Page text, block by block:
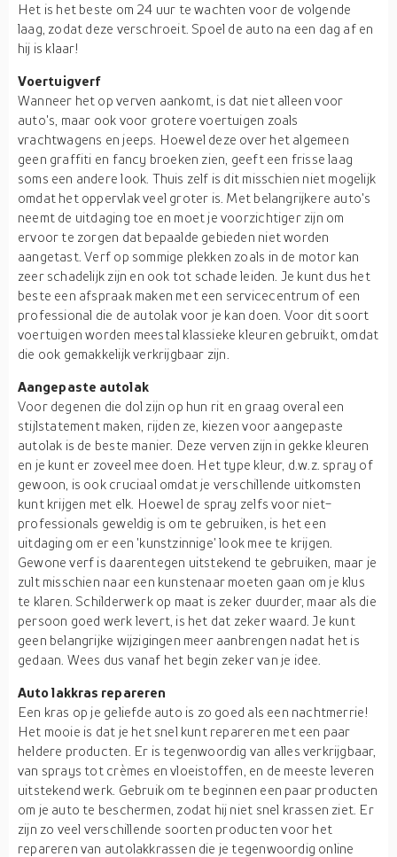
Het is het beste om 24 uur te wachten voor de volgende
laag, zodat deze verschroeit. Spoel de auto na een dag af en
hij is klaar!
Voertuigverf
Wanneer het op verven aankomt, is dat niet alleen voor
auto's, maar ook voor grotere voertuigen zoals
vrachtwagens en jeeps. Hoewel deze over het algemeen
geen graffiti en fancy broeken zien, geeft een frisse laag
soms een andere look. Thuis zelf is dit misschien niet mogelijk
omdat het oppervlak veel groter is. Met belangrijkere auto's
neemt de uitdaging toe en moet je voorzichtiger zijn om
ervoor te zorgen dat bepaalde gebieden niet worden
aangetast. Verf op sommige plekken zoals in de motor kan
zeer schadelijk zijn en ook tot schade leiden. Je kunt dus het
beste een afspraak maken met een servicecentrum of een
professional die de autolak voor je kan doen. Voor dit soort
voertuigen worden meestal klassieke kleuren gebruikt, omdat
die ook gemakkelijk verkrijgbaar zijn.
Aangepaste autolak
Voor degenen die dol zijn op hun rit en graag overal een
stijlstatement maken, rijden ze, kiezen voor aangepaste
autolak is de beste manier. Deze verven zijn in gekke kleuren
en je kunt er zoveel mee doen. Het type kleur, d.w.z. spray of
gewoon, is ook cruciaal omdat je verschillende uitkomsten
kunt krijgen met elk. Hoewel de spray zelfs voor niet-
professionals geweldig is om te gebruiken, is het een
uitdaging om er een 'kunstzinnige' look mee te krijgen.
Gewone verf is daarentegen uitstekend te gebruiken, maar je
zult misschien naar een kunstenaar moeten gaan om je klus
te klaren. Schilderwerk op maat is zeker duurder, maar als die
persoon goed werk levert, is het dat zeker waard. Je kunt
geen belangrijke wijzigingen meer aanbrengen nadat het is
gedaan. Wees dus vanaf het begin zeker van je idee.
Auto lakkras repareren
Een kras op je geliefde auto is zo goed als een nachtmerrie!
Het mooie is dat je het snel kunt repareren met een paar
heldere producten. Er is tegenwoordig van alles verkrijgbaar,
van sprays tot crèmes en vloeistoffen, en de meeste leveren
uitstekend werk. Gebruik om te beginnen een paar producten
om je auto te beschermen, zodat hij niet snel krassen ziet. Er
zijn zo veel verschillende soorten producten voor het
repareren van autolakkrassen die je tegenwoordig online